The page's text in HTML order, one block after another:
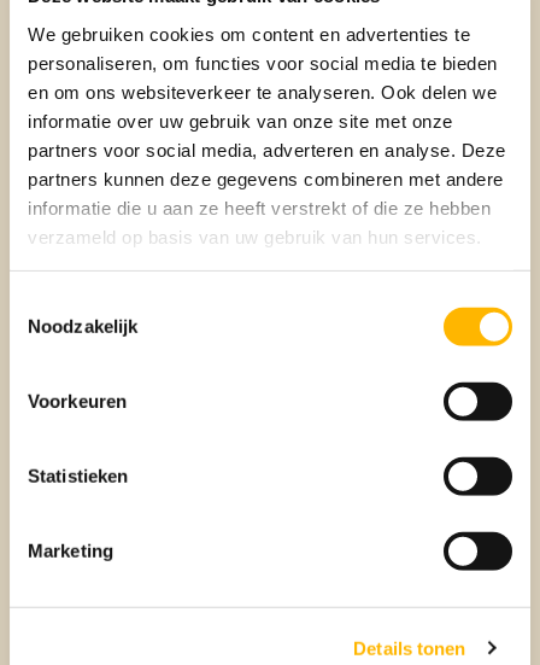
We gebruiken cookies om content en advertenties te
personaliseren, om functies voor social media te bieden
en om ons websiteverkeer te analyseren. Ook delen we
informatie over uw gebruik van onze site met onze
partners voor social media, adverteren en analyse. Deze
partners kunnen deze gegevens combineren met andere
informatie die u aan ze heeft verstrekt of die ze hebben
verzameld op basis van uw gebruik van hun services.
Noodzakelijk
Voorkeuren
Statistieken
Marketing
Details tonen
De oplevering
De oplevering is een spannend moment: je krijgt de sleutels
van je nieuwe huis! Maar voor het zover is, vindt er een
inspectie plaats om te controleren of alles in het huis is
zoals afgesproken. Eventuele gebreken of achtergebleven
spullen van de vorige eigenaar worden genoteerd en waar
nodig opgelost voordat je officieel de eigenaar wordt.
Bezoek aan de notaris
De laatste stap in het koopproces is vaak ook de
spannendste: het bezoek aan de notaris. Op de dag dat je
Dit is hét moment waarop het huis officieel van jou wordt.
Het eerder opgestelde koopcontract is daarvoor de basis.
met een gerust hart het proces kunt afsluiten.